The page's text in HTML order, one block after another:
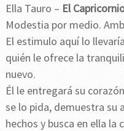
Ella Tauro – El
Modestia por medio.
El estimulo aquí lo
quién le ofrece la
nuevo.
Él le entregará su
se lo pida, demuestra su
hechos y busca en ella la